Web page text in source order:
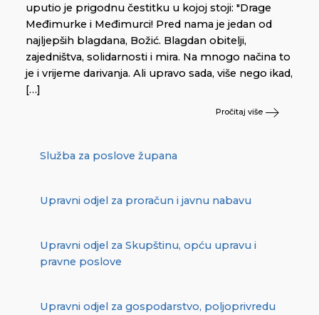
uputio je prigodnu čestitku u kojoj stoji: "Drage
Međimurke i Međimurci! Pred nama je jedan od
najljepših blagdana, Božić. Blagdan obitelji,
zajedništva, solidarnosti i mira. Na mnogo načina to
je i vrijeme darivanja. Ali upravo sada, više nego ikad,
[…]
Pročitaj više
Služba za poslove župana
Upravni odjel za proračun i javnu nabavu
Upravni odjel za Skupštinu, opću upravu i
pravne poslove
Upravni odjel za gospodarstvo, poljoprivredu